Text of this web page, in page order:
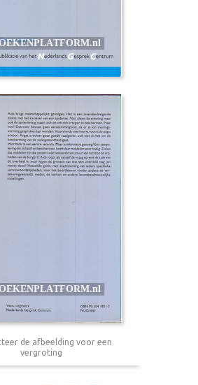
de afbeelding voor een
vergroting